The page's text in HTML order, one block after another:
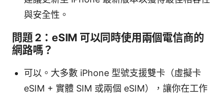
與安全性。
問題 2：eSIM 可以同時使用兩個電信商的
網路嗎？
可以。大多數 iPhone 型號支援雙卡（虛擬卡
eSIM + 實體 SIM 或兩個 eSIM），讓你在工作